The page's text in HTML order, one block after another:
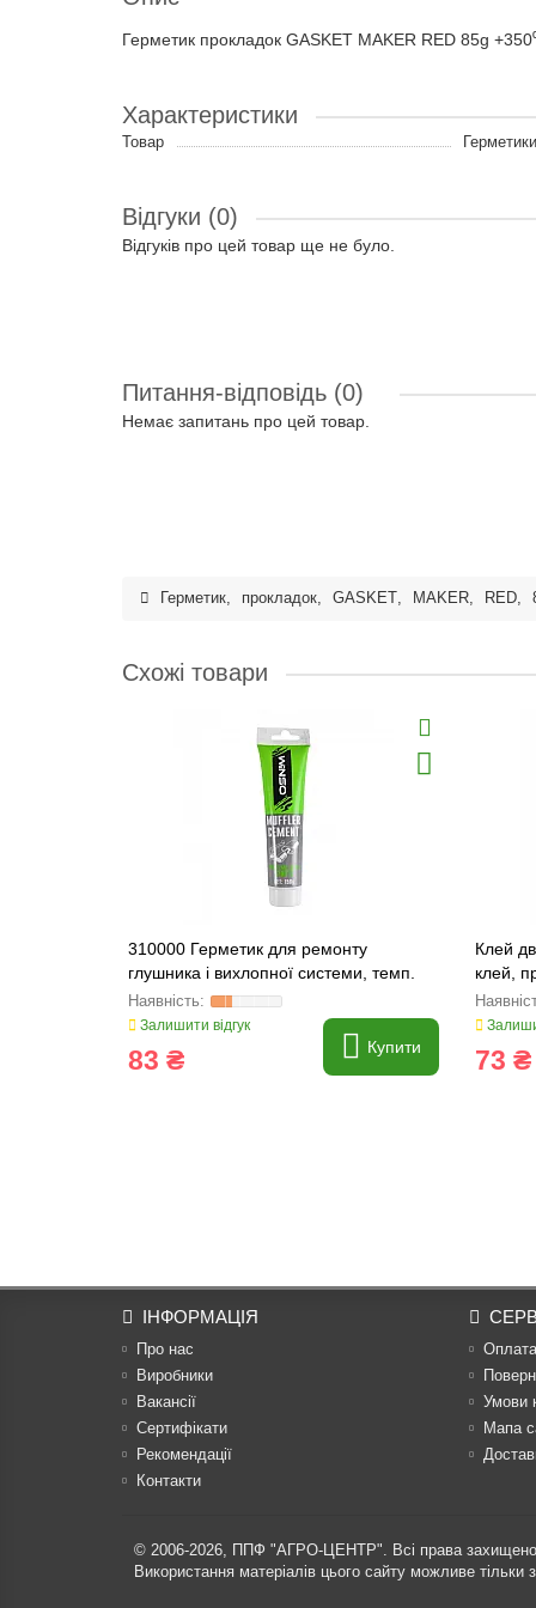
Герметик прокладок GASKET MAKER RED 85g
Характеристики
Товар Герметики
Відгуки (0)
Відгуків про цей товар ще не було.
Питання-відповідь (0)
Немає запитань про цей товар.
Герметик, прокладок, GASKET , MAKER, RED,
Схожі товари
310000 Герметик для ремонту
глушника і вихлопної системи, темп.
до1200°С, сірий, 150g WINSO
Залишити відгук
83 ₴ Купити
Клей
клей,
73 ₴
ІНФОРМАЦІЯ
Про нас
Виробники
Вакансії
Сертифікати
Рекомендації
Контакти
Оплата
Умови
Мапа
© 2006-2026, ППФ "АГРО-ЦЕНТР". Всі права
Використання матеріалів цього сайту можливе